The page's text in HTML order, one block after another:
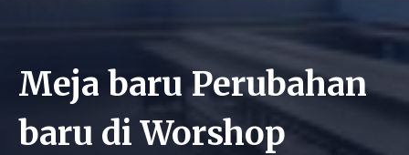
Meja baru Perubahan
baru di Worshop